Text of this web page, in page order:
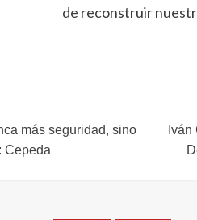
de reconstruir
más seguridad, sino
Cepeda